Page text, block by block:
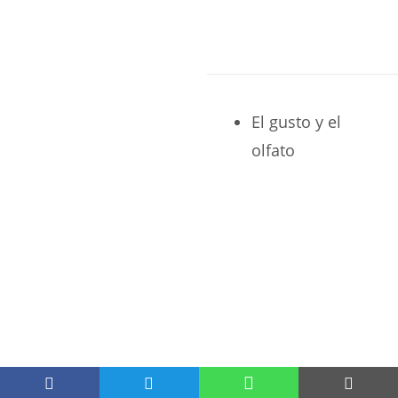
El gusto y el
olfato